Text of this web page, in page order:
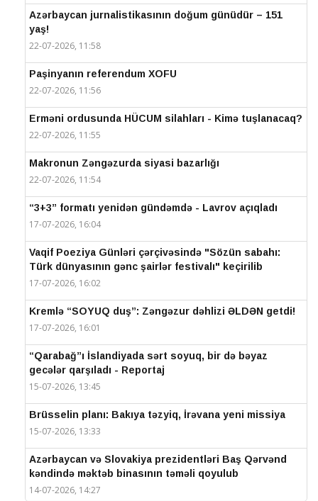
Azərbaycan jurnalistikasının doğum günüdür – 151
yaş!
22-07-2026, 11:58
Paşinyanın referendum XOFU
22-07-2026, 11:56
Erməni ordusunda HÜCUM silahları - Kimə tuşlanacaq?
22-07-2026, 11:55
Makronun Zəngəzurda siyasi bazarlığı
22-07-2026, 11:54
“3+3” formatı yenidən gündəmdə - Lavrov açıqladı
17-07-2026, 16:04
Vaqif Poeziya Günləri çərçivəsində "Sözün sabahı:
Türk dünyasının gənc şairlər festivalı" keçirilib
17-07-2026, 16:02
Kremlə “SOYUQ duş”: Zəngəzur dəhlizi ƏLDƏN getdi!
17-07-2026, 16:01
“Qarabağ”ı İslandiyada sərt soyuq, bir də bəyaz
gecələr qarşıladı - Reportaj
15-07-2026, 13:45
Brüsselin planı: Bakıya təzyiq, İrəvana yeni missiya
15-07-2026, 13:33
Azərbaycan və Slovakiya prezidentləri Baş Qərvənd
kəndində məktəb binasının təməli qoyulub
14-07-2026, 14:27